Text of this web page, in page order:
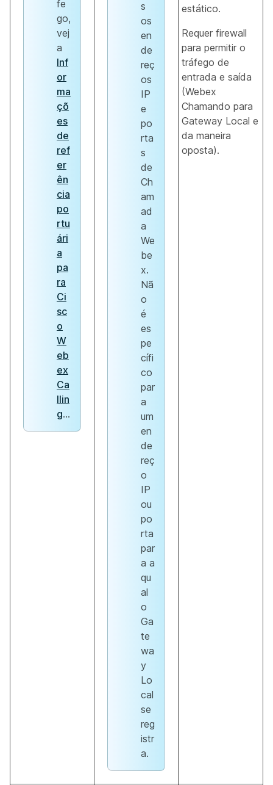
fe
go,
vej
a
Inf
or
ma
çõ
es
de
ref
er
ên
cia
po
rtu
ári
a
pa
ra
Ci
sc
o
W
eb
ex
Ca
llin
g...
s
os
en
de
reç
os
IP
e
po
rta
s
de
Ch
am
ad
a
We
be
x.
Nã
o
é
es
pe
cífi
co
par
a
um
en
de
reç
o
IP
ou
po
rta
par
a a
qu
al
o
Ga
te
wa
y
Lo
cal
se
reg
istr
a.
estático.
Requer firewall
para permitir o
tráfego de
entrada e saída
(Webex
Chamando para
Gateway Local e
da maneira
oposta).